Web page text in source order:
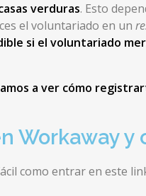
verduras. Esto
el voluntariado en un
si el voluntariado
a ver cómo
Workaway
como entrar en este